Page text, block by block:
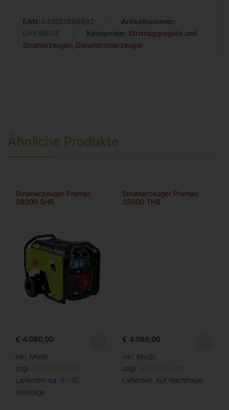
EAN: 641022889992
Artikelnummer:
DHY85KSE
Kategorien: Stromaggregate und
Stromerzeuger Dieselstromerzeuger
Ähnliche Produkte
Stromerzeuger Pramac
S8000 SHB
€ 4.080,00
inkl. MwSt.
zzgl. Versandkosten
Lieferzeit: ca. 5 - 10
Werktage
Stromerzeuger Pramac
S5000 THB
€ 4.080,00
inkl. MwSt.
zzgl. Versandkosten
Lieferzeit: Auf Nachfrage